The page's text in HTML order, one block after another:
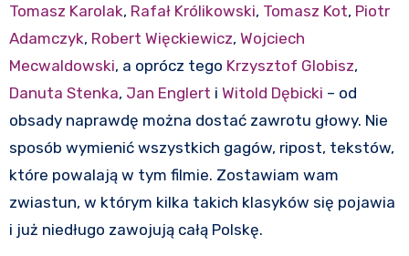
Tomasz Karolak, Rafał Królikowski, Tomasz Kot, Piotr
Adamczyk, Robert Więckiewicz, Wojciech
Mecwaldowski, a oprócz tego Krzysztof Globisz,
Danuta Stenka, Jan Englert i Witold Dębicki – od
obsady naprawdę można dostać zawrotu głowy. Nie
sposób wymienić wszystkich gagów, ripost, tekstów,
które powalają w tym filmie. Zostawiam wam
zwiastun, w którym kilka takich klasyków się pojawia
i już niedługo zawojują całą Polskę.